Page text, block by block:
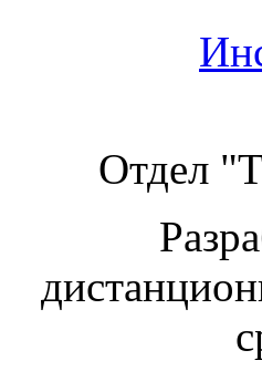
Отдел